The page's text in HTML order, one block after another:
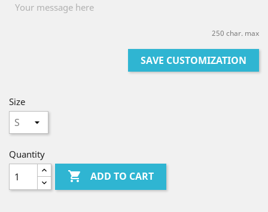
250 char. max
SAVE CUSTOMIZATION
Size
Quantity
 ADD TO CART